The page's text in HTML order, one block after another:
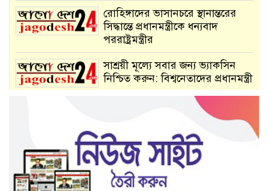
রোহিঙ্গাদের ভাসানচরে স্থানান্তরের
সিদ্ধান্তে প্রধানমন্ত্রীকে ধন্যবাদ
পররাষ্ট্রমন্ত্রীর
সাশ্রয়ী মূল্যে সবার জন্য ভ্যাকসিন
নিশ্চিত করুন: বিশ্বনেতাদের প্রধানমন্ত্রী
প্রতিবন্ধী ছেলের কাঁধে লাঙল দিয়ে
চাষ, কৃষক পেলেন পাওয়ার টিলার
৪১ দিন পাঁচ ওয়াক্ত নামাজ পড়ে
সাইকেল পেল ১৮ কিশোর